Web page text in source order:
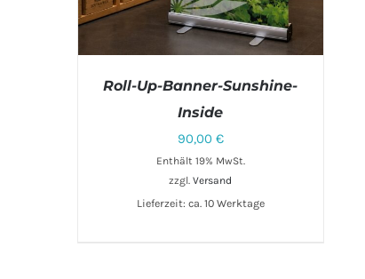
Roll-Up-Banner-Sunshine-
Inside
90,00 €
Enthält 19% MwSt.
zzgl.Versand
Lieferzeit: ca. 10 Werktage